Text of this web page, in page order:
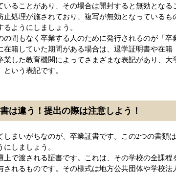
いることがあり、その場合は開封すると無効とな
止処理が施されており、複写が無効となっている
ようにしましょう。
の間もなく卒業する人のために発行されるのが「
在籍していた期間がある場合は、退学証明書や在籍
業した教育機関によってさまざまな表記があり、
いう表記です。
は違う！提出の際は注意しよう！
しまいがちなのが、卒業証書です。この2つの書類
しましょう。
上で渡される証書です。これは、その学校の全課
されるものです。その様式は地方公共団体や学校